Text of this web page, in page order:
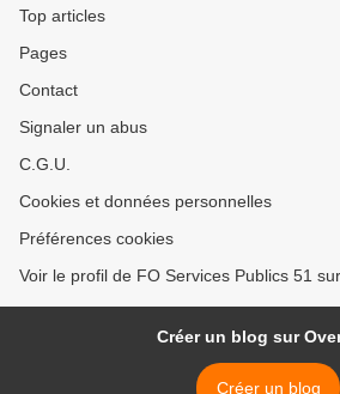
Top articles
Pages
Contact
Signaler un abus
C.G.U.
Cookies et données personnelles
Préférences cookies
Voir le profil de FO Services Publics 51
Créer un blog sur
Créer un blog